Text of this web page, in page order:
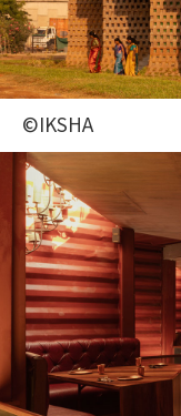
©IKSHA